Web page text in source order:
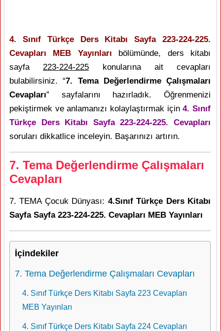
4. Sınıf Türkçe Ders Kitabı Sayfa 223-224-225.
Cevapları MEB Yayınları bölümünde, ders kitabı
sayfa223-224-225 konularına ait cevapları
bulabilirsiniz. “7. Tema Değerlendirme Çalışmaları
Cevapları” sayfalarını hazırladık. Öğrenmenizi
pekiştirmek ve anlamanızı kolaylaştırmak için4. Sınıf
Türkçe Ders Kitabı Sayfa 223-224-225. Cevapları
soruları dikkatlice inceleyin. Başarınızı artırın.
7. Tema Değerlendirme Çalışmaları
Cevapları
7. TEMA Çocuk Dünyası: 4.Sınıf Türkçe Ders Kitabı
Sayfa Sayfa 223-224-225. Cevapları MEB Yayınları
İçindekiler
7. Tema Değerlendirme Çalışmaları Cevapları
4. Sınıf Türkçe Ders Kitabı Sayfa 223 Cevapları
MEB Yayınları
4. Sınıf Türkçe Ders Kitabı Sayfa 224 Cevapları